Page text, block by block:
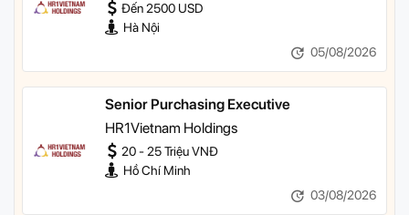
Đến 2500 USD
Hà Nội
05/08/2026
Senior Purchasing Executive
HR1Vietnam Holdings
20 - 25 Triệu VNĐ
Hồ Chí Minh
03/08/2026